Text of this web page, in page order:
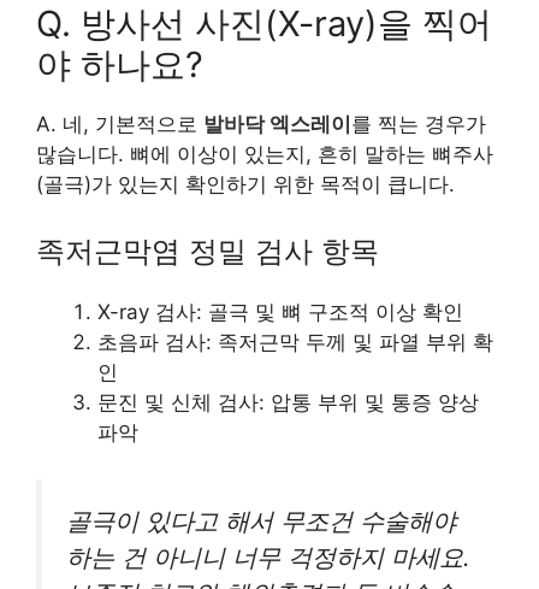
Q. 방사선 사진(X-ray)을 찍어
야 하나요?
A. 네, 기본적으로 발바닥 엑스레이를 찍는 경우가
많습니다. 뼈에 이상이 있는지, 흔히 말하는 뼈주사
(골극)가 있는지 확인하기 위한 목적이 큽니다.
족저근막염 정밀 검사 항목
X-ray 검사: 골극 및 뼈 구조적 이상 확인
초음파 검사: 족저근막 두께 및 파열 부위 확
인
문진 및 신체 검사: 압통 부위 및 통증 양상
파악
골극이 있다고 해서 무조건 수술해야
하는 건 아니니 너무 걱정하지 마세요.